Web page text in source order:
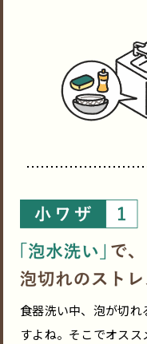
食器洗い中、泡が切
すよね。そこでオス